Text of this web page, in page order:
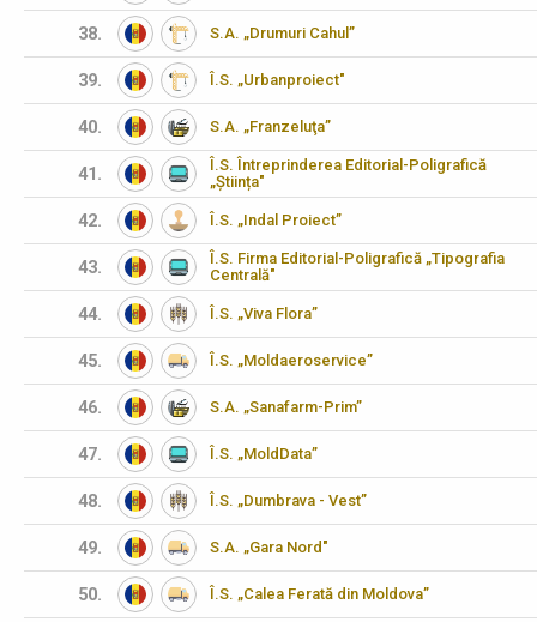
38. S.A. „Drumuri Cahul”
39. Î.S. „Urbanproiect"
40. S.A. „Franzeluţa”
41.
Î.S. Întreprinderea Editorial-Poligrafică
„Știința"
42. Î.S. „Indal Proiect”
43.
Î.S. Firma Editorial-Poligrafică „Tipografia
Centrală"
44. Î.S. „Viva Flora”
45. Î.S. „Moldaeroservice”
46. S.A. „Sanafarm-Prim”
47. Î.S. „MoldData”
48. Î.S. „Dumbrava - Vest”
49. S.A. „Gara Nord"
50. Î.S. „Calea Ferată din Moldova”